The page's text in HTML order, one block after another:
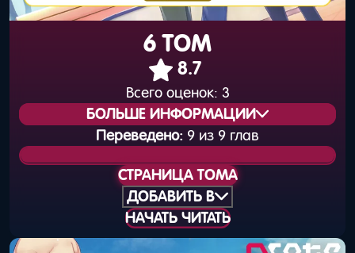
6 ТОМ
8.7
Всего оценок: 3
БОЛЬШЕ ИНФОРМАЦИИ
Статус издания:
Вышел
Общая нумерация:
Дата выхода
(книга):
25 мая 2017 года
Переведено: 9 из 9 глав
СТРАНИЦА ТОМА
ДОБАВИТЬ В
НАЧАТЬ ЧИТАТЬ